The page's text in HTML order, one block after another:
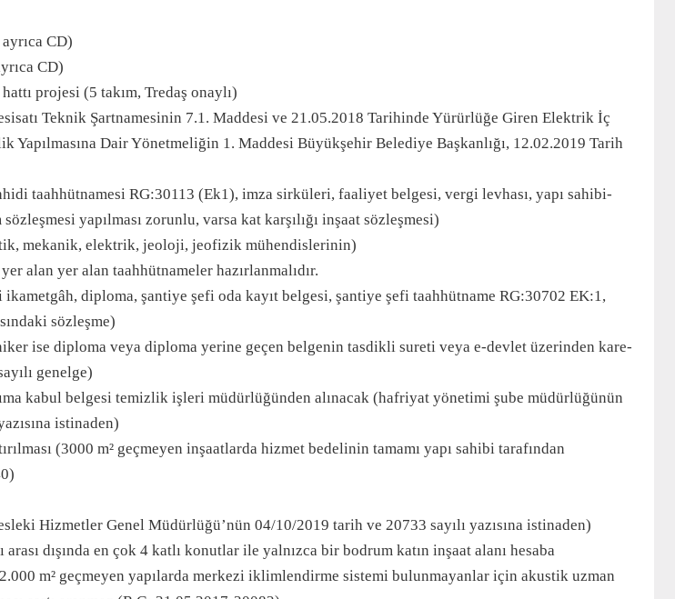
CD)
CD)
projesi (5 takım, Tredaş onaylı)
Teknik Şartnamesinin 7.1. Maddesi ve 21.05.2018 Tarihinde Yürürlüğe Giren Elektrik İç
Yapılmasına Dair Yönetmeliğin 1. Maddesi Büyükşehir Belediye Başkanlığı, 12.02.2019 Tarih
taahhütnamesi RG:30113 (Ek1), imza sirküleri, faaliyet belgesi, vergi levhası, yapı sahibi-
yapılması zorunlu, varsa kat karşılığı inşaat sözleşmesi)
mekanik, elektrik, jeoloji, jeofizik mühendislerinin)
alan yer alan taahhütnameler hazırlanmalıdır.
diploma, şantiye şefi oda kayıt belgesi, şantiye şefi taahhütname RG:30702 EK:1,
sözleşme)
ise diploma veya diploma yerine geçen belgenin tasdikli sureti veya e-devlet üzerinden kare-
genelge)
kabul belgesi temizlik işleri müdürlüğünden alınacak (hafriyat yönetimi şube müdürlüğünün
istinaden)
(3000 m² geçmeyen inşaatlarda hizmet bedelinin tamamı yapı sahibi tarafından
Hizmetler Genel Müdürlüğü’nün 04/10/2019 tarih ve 20733 sayılı yazısına istinaden)
dışında en çok 4 katlı konutlar ile yalnızca bir bodrum katın inşaat alanı hesaba
2.000 m² geçmeyen yapılarda merkezi iklimlendirme sistemi bulunmayanlar için akustik uzman